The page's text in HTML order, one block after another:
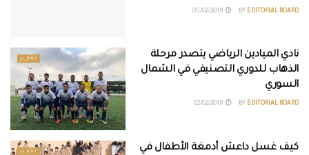
BY EDITORIAL BOARD
تقارير
نادي الميادين الرياضي يتصدر مرحلة
الذهاب للدوري التصنيفي في الشمال
السوري
BY EDITORIAL BOARD
تقارير
كيف غسل داعش أدمغة الأطفال في